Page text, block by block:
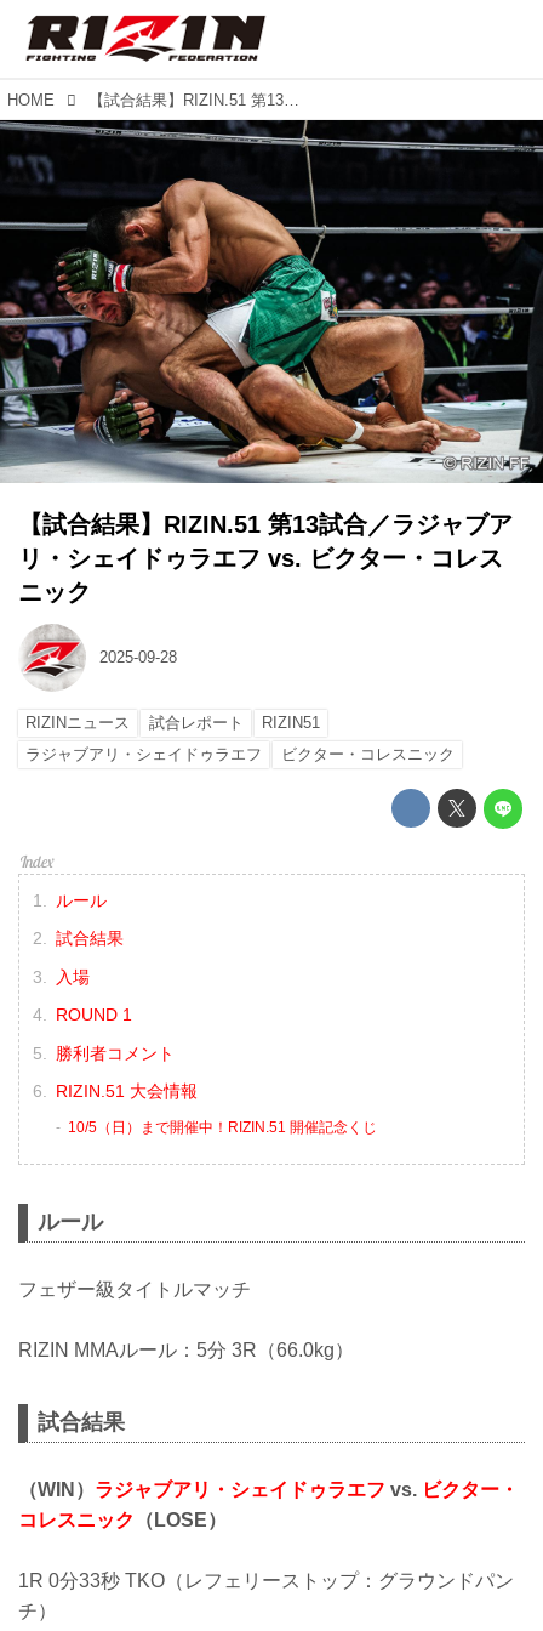
HOME 【試合結果】RIZIN.51 第13試合／ラジャブアリ・シェイドゥラエフ vs. ビクター・コレスニック
【試合結果】RIZIN.51 第13試合／ラジャブア
リ・シェイドゥラエフ vs. ビクター・コレス
ニック
2025-09-28
RIZINニュース 試合レポート
RIZIN51
ラジャブアリ・シェイドゥラエフ
ビクター・コレスニック
ルール
試合結果
入場
ROUND 1
勝利者コメント
RIZIN.51 大会情報
10/5（日）まで開催中！RIZIN.51 開催記念くじ
ルール
フェザー級タイトルマッチ
RIZIN MMAルール：5分 3R（66.0kg）
試合結果
（WIN） ラジャブアリ・シェイドゥラエフ vs. ビクター・
コレスニック
（LOSE）
1R 0分33秒 TKO（レフェリーストップ：グラウンドパン
チ）